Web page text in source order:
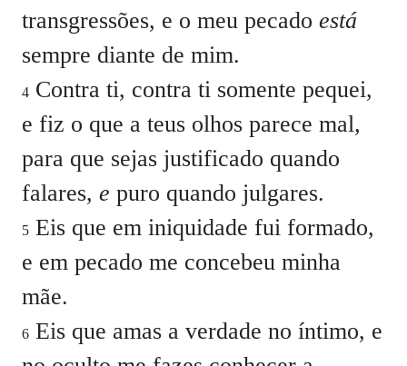
transgressões, e o meu pecado está
sempre diante de mim.
4 Contra ti, contra ti somente pequei,
e fiz o que a teus olhos parece mal,
para que sejas justificado quando
falares, e puro quando julgares.
5 Eis que em iniquidade fui formado,
e em pecado me concebeu minha
mãe.
6 Eis que amas a verdade no íntimo, e